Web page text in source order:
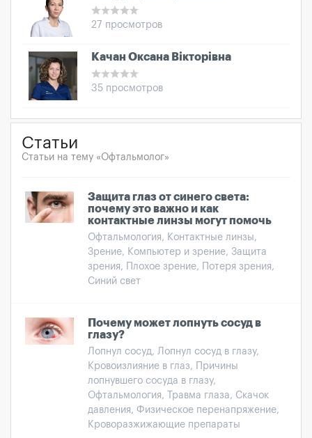
27 просмотров
Качан Оксана Вікторівна
35 просмотров
Статьи
Статьи на тему «Офтальмолог»
Защита глаз от синего света:
почему это важно и как
контактные линзы могут помочь
Офтальмология, Контактные линзы,
Зрение, Компьютер и зрение, Защита
зрения, Плохое зрение, Потеря зрения,
Синий свет
Почему может лопнуть сосуд в
глазу?
Лопнул сосуд, Лопнул сосуд в глазу,
Кровоизлияние в глаз, Причины
лопнувшего сосуда в глазу,
Офтальмология, Травма глаза, Скачок
давления, Физическое перенапряжение,
Кроворазжижающие препараты